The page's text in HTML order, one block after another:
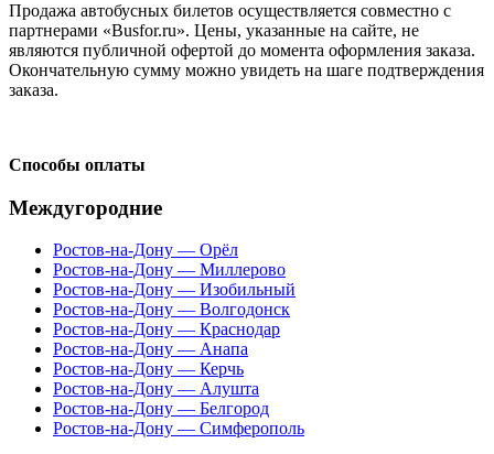
Продажа автобусных билетов осуществляется совместно с
партнерами «Busfor.ru». Цены, указанные на сайте, не
являются публичной офертой до момента оформления заказа.
Окончательную сумму можно увидеть на шаге подтверждения
заказа.
Способы оплаты
Междугородние
Ростов-на-Дону — Орёл
Ростов-на-Дону — Миллерово
Ростов-на-Дону — Изобильный
Ростов-на-Дону — Волгодонск
Ростов-на-Дону — Краснодар
Ростов-на-Дону — Анапа
Ростов-на-Дону — Керчь
Ростов-на-Дону — Алушта
Ростов-на-Дону — Белгород
Ростов-на-Дону — Симферополь